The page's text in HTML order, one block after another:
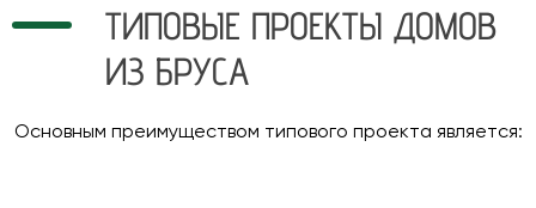
ТИПОВЫЕ ПРОЕКТЫ ДОМОВ
ИЗ БРУСА
Основным преимуществом типового проекта является: